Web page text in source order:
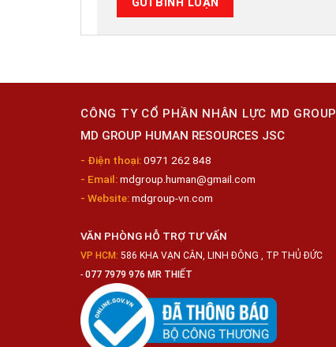
CÔNG TY CỔ PHẦN NHÂN LỰC MD GROUP
MD GROUP HUMAN RESOURCES JSC
- Điện thoại:0971 262 848
- Email:mdgroup.human@gmail.com
- Website:mdgroup-vn.com
VĂN PHÒNG HỖ TRỢ TƯ VẤN
VP HCM: 586 KHA VẠN CÂN, LINH ĐÔNG , TP THỦ ĐỨC
-077 7979 976 MR THIẾT